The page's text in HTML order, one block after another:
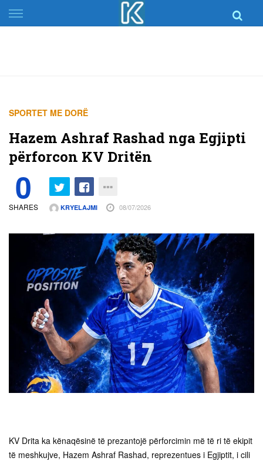
Skip
to
SPORTET ME DORË
Hazem Ashraf Rashad nga Egjipti
përforcon KV Dritën
0
SHARES KRYELAJMI 08/07/2026
KV Drita ka kënaqësinë të prezantojë përforcimin më të ri të ekipit
të meshkujve, Hazem Ashraf Rashad, reprezentues i Egjiptit, i cili